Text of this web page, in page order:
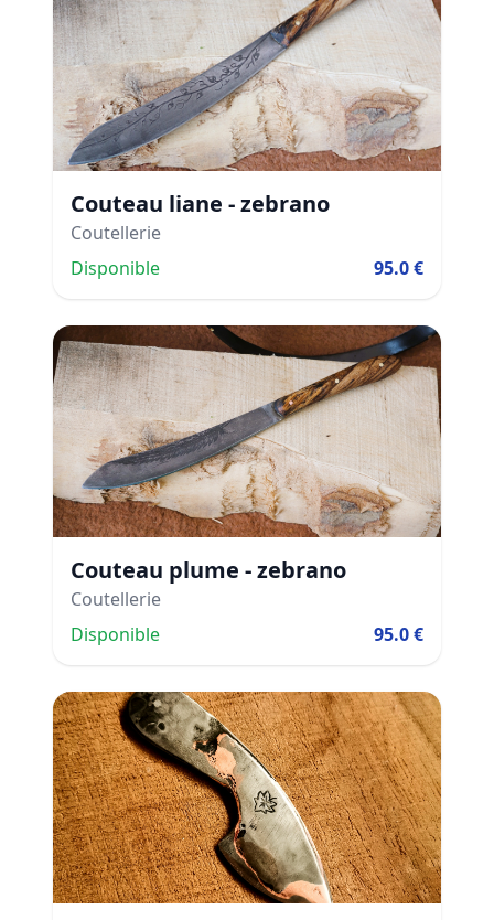
Couteau liane - zebrano
Coutellerie
Disponible
95.0 €
Couteau plume - zebrano
Coutellerie
Disponible
95.0 €